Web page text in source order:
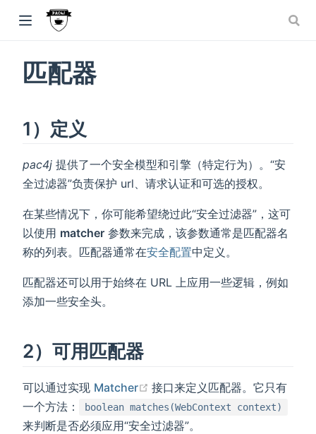
匹配器
1）定义
pac4j 提供了一个安全模型和引擎（特定行为）。“安
全过滤器”负责保护 url、请求认证和可选的授权。
在某些情况下，你可能希望绕过此“安全过滤器”，这可
以使用 matcher 参数来完成，该参数通常是匹配器名
称的列表。匹配器通常在安全配置中定义。
匹配器还可以用于始终在 URL 上应用一些逻辑，例如
添加一些安全头。
2）可用匹配器
可以通过实现 Matcher (opens new window)
接口来定义匹配器。它只有
一个方法：
boolean matches(WebContext context)
来判断是否必须应用“安全过滤器”。